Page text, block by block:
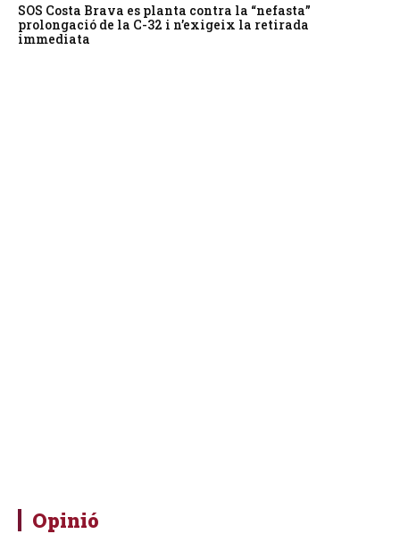
SOS Costa Brava es planta contra la “nefasta”
prolongació de la C-32 i n’exigeix la retirada
immediata
Opinió